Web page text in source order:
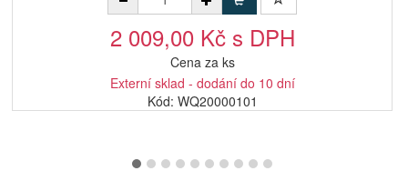
2 009,00 Kč s DPH
Cena za ks
Externí sklad - dodání do 10 dní
Kód: WQ20000101